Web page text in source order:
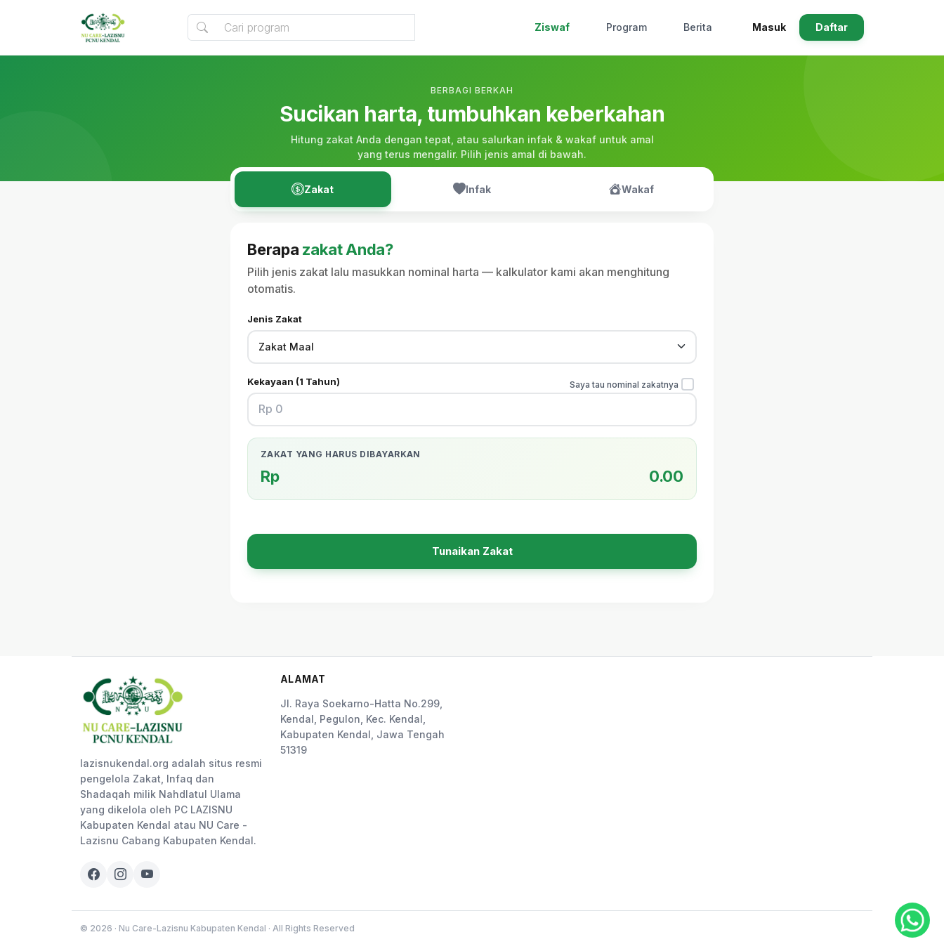
Ziswaf Program Berita Masuk Daftar
BERBAGI BERKAH
Sucikan harta, tumbuhkan keberkahan
Hitung zakat Anda dengan tepat, atau salurkan infak & wakaf untuk amal
yang terus mengalir. Pilih jenis amal di bawah.
Zakat Infak Wakaf
Berapa zakat Anda?
Pilih jenis zakat lalu masukkan nominal harta — kalkulator kami akan menghitung
otomatis.
Jenis Zakat
Kekayaan (1 Tahun) Saya tau nominal zakatnya
ZAKAT YANG HARUS DIBAYARKAN
Rp 0.00
Tunaikan Zakat
lazisnukendal.org adalah situs resmi
pengelola Zakat, Infaq dan
Shadaqah milik Nahdlatul Ulama
yang dikelola oleh PC LAZISNU
Kabupaten Kendal atau NU Care -
Lazisnu Cabang Kabupaten Kendal.
ALAMAT
Jl. Raya Soekarno-Hatta No.299,
Kendal, Pegulon, Kec. Kendal,
Kabupaten Kendal, Jawa Tengah
51319
© 2026 · Nu Care-Lazisnu Kabupaten Kendal · All Rights Reserved